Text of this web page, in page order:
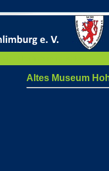
Altes Museum